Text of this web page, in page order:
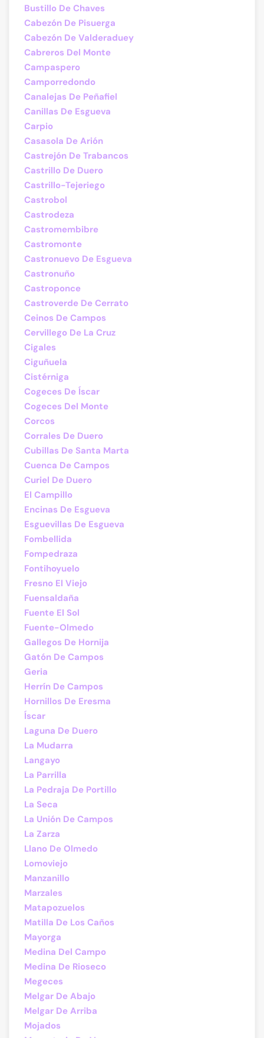
Bustillo De Chaves
Cabezón De Pisuerga
Cabezón De Valderaduey
Cabreros Del Monte
Campaspero
Camporredondo
Canalejas De Peñafiel
Canillas De Esgueva
Carpio
Casasola De Arión
Castrejón De Trabancos
Castrillo De Duero
Castrillo-Tejeriego
Castrobol
Castrodeza
Castromembibre
Castromonte
Castronuevo De Esgueva
Castronuño
Castroponce
Castroverde De Cerrato
Ceinos De Campos
Cervillego De La Cruz
Cigales
Ciguñuela
Cistérniga
Cogeces De Íscar
Cogeces Del Monte
Corcos
Corrales De Duero
Cubillas De Santa Marta
Cuenca De Campos
Curiel De Duero
El Campillo
Encinas De Esgueva
Esguevillas De Esgueva
Fombellida
Fompedraza
Fontihoyuelo
Fresno El Viejo
Fuensaldaña
Fuente El Sol
Fuente-Olmedo
Gallegos De Hornija
Gatón De Campos
Geria
Herrín De Campos
Hornillos De Eresma
Íscar
Laguna De Duero
La Mudarra
Langayo
La Parrilla
La Pedraja De Portillo
La Seca
La Unión De Campos
La Zarza
Llano De Olmedo
Lomoviejo
Manzanillo
Marzales
Matapozuelos
Matilla De Los Caños
Mayorga
Medina Del Campo
Medina De Rioseco
Megeces
Melgar De Abajo
Melgar De Arriba
Mojados